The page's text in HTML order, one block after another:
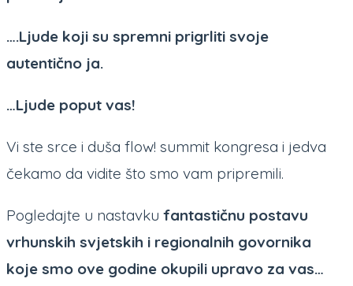
….Ljude koji su spremni prigrliti svoje
autentično ja.
…Ljude poput vas!
Vi ste srce i duša flow! summit kongresa i jedva
čekamo da vidite što smo vam pripremili.
Pogledajte u nastavku fantastičnu postavu
vrhunskih svjetskih i regionalnih govornika
koje smo ove godine okupili upravo za vas…